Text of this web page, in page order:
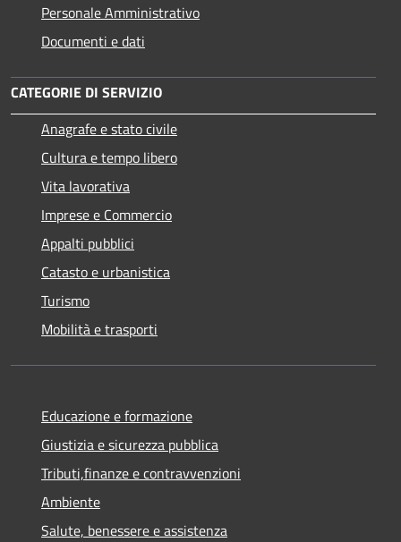
Personale Amministrativo
Documenti e dati
CATEGORIE DI SERVIZIO
Anagrafe e stato civile
Cultura e tempo libero
Vita lavorativa
Imprese e Commercio
Appalti pubblici
Catasto e urbanistica
Turismo
Mobilità e trasporti
Educazione e formazione
Giustizia e sicurezza pubblica
Tributi,finanze e contravvenzioni
Ambiente
Salute, benessere e assistenza